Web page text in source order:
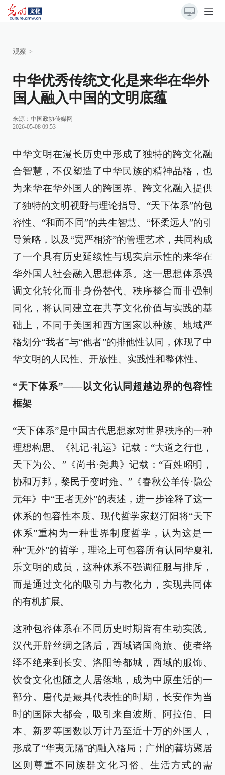
观察 >
中华优秀传统文化是来华在华外
国人融入中国的文明底蕴
来源： 中国政协传媒网
2026-05-08 09:53
中华文明在漫长历史中形成了独特的跨文化融
合智慧，不仅塑造了中华民族的精神品格，也
为来华在华外国人的跨国界、跨文化融入提供
了独特的文明视野与理论指导。“天下体系”的包
容性、“和而不同”的共生智慧、“怀柔远人”的引
导策略，以及“宽严相济”的管理艺术，共同构成
了一个具有历史延续性与现实启示性的来华在
华外国人社会融入思想体系。这一思想体系强
调文化转化而非身份替代、秩序整合而非强制
同化，将认同建立在共享文化价值与实践的基
础上，不同于美国和西方国家以种族、地域严
格划分“我者”与“他者”的排他性认同，体现了中
华文明的人民性、开放性、实践性和整体性。
“天下体系”——以文化认同超越边界的包容性
框架
“天下体系”是中国古代思想家对世界秩序的一种
理想构思。《礼记·礼运》记载：“大道之行也，
天下为公。”《尚书·尧典》记载：“百姓昭明，
协和万邦，黎民于变时雍。”《春秋公羊传·隐公
元年》中“王者无外”的表述，进一步诠释了这一
体系的包容性本质。现代哲学家赵汀阳将“天下
体系”重构为一种世界制度哲学，认为这是一
种“无外”的哲学，理论上可包容所有认同华夏礼
乐文明的成员，这种体系不强调征服与排斥，
而是通过文化的吸引力与教化力，实现共同体
的有机扩展。
这种包容体系在不同历史时期皆有生动实践。
汉代开辟丝绸之路后，西域诸国商旅、使者络
绎不绝来到长安、洛阳等都城，西域的服饰、
饮食文化也随之人居落地，成为中原生活的一
部分。唐代是最具代表性的时期，长安作为当
时的国际大都会，吸引来自波斯、阿拉伯、日
本、新罗等国数以万计乃至近十万的外国人，
形成了“华夷无隔”的融入格局；广州的蕃坊聚居
区则尊重不同族群文化习俗、生活方式的需